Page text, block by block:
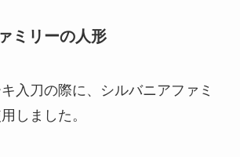
ミリーの人形
入刀の際に、シルバニアファミ
しました。